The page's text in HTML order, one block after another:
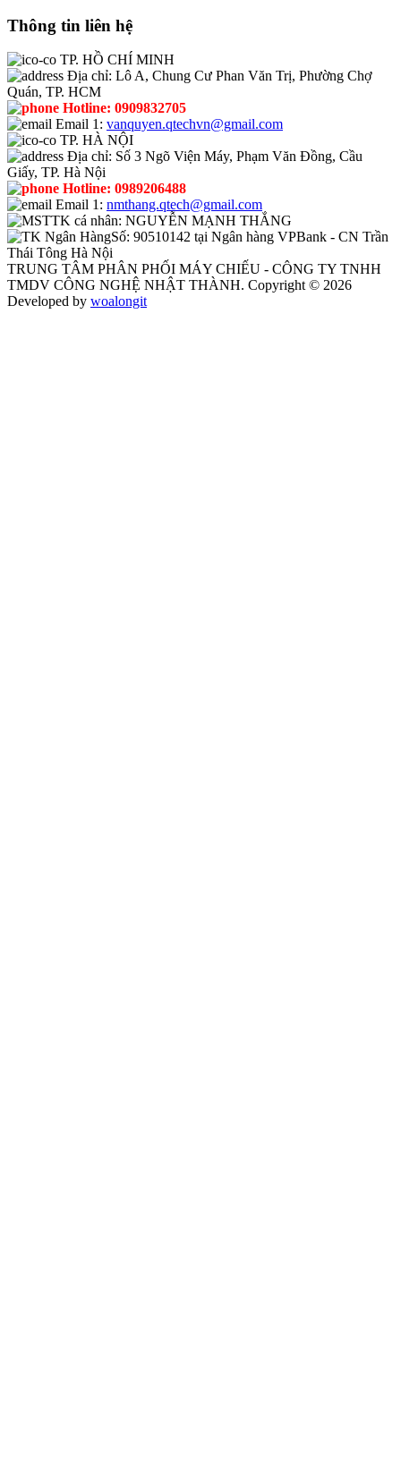
Thông tin liên hệ
TP. HỒ CHÍ MINH
Địa chỉ: Lô A, Chung Cư Phan Văn Trị, Phường Chợ
Quán, TP. HCM
Hotline: 0909832705
Email 1: vanquyen.qtechvn@gmail.com
TP. HÀ NỘI
Địa chỉ: Số 3 Ngõ Viện Máy, Phạm Văn Đồng, Cầu
Giấy, TP. Hà Nội
Hotline: 0989206488
Email 1: nmthang.qtech@gmail.com
TK cá nhân: NGUYỄN MẠNH THẮNG
Số: 90510142 tại Ngân hàng VPBank - CN Trần
Thái Tông Hà Nội
TRUNG TÂM PHÂN PHỐI MÁY CHIẾU - CÔNG TY TNHH
TMDV CÔNG NGHỆ NHẬT THÀNH. Copyright © 2026
Developed by woalongit